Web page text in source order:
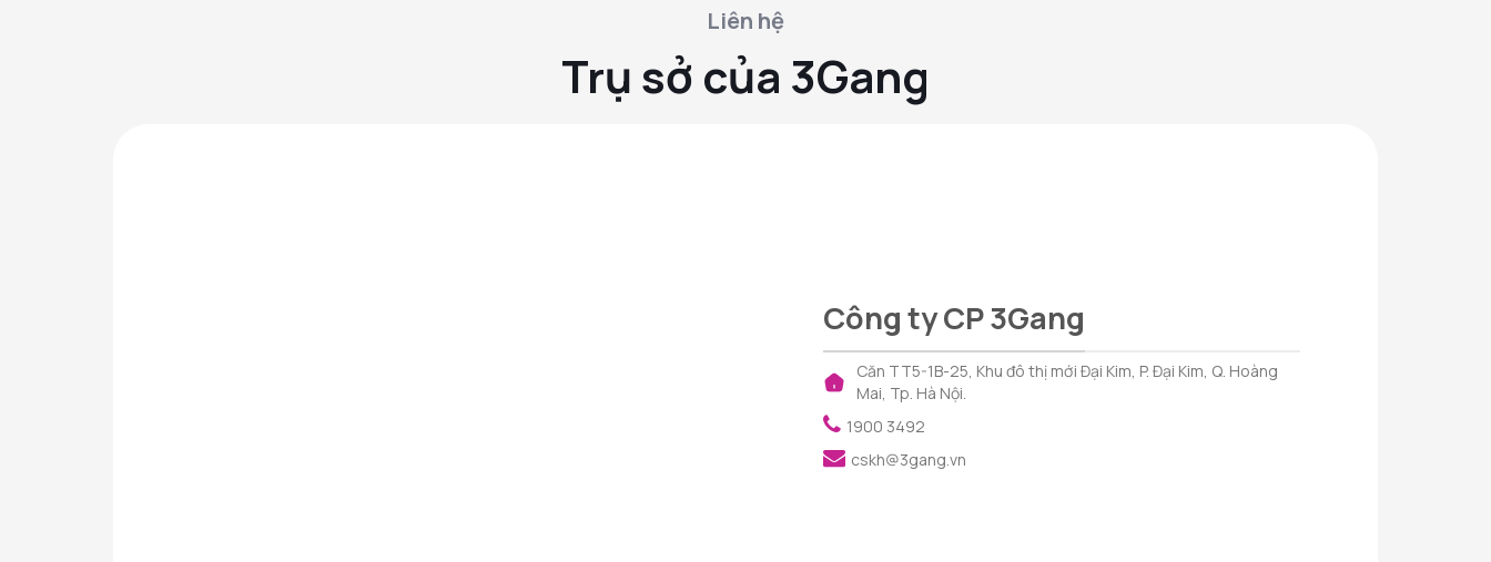
Liên hệ
Trụ sở của 3Gang
Công ty CP 3Gang
Căn TT5-1B-25, Khu đô thị mới Đại Kim, P. Đại Kim, Q. Hoàng
Mai, Tp. Hà Nội.
1900 3492
cskh@3gang.vn